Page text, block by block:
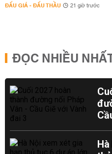
ĐẤU GIÁ - ĐẤU THẦU 21 giờ trước
ĐỌC NHIỀU